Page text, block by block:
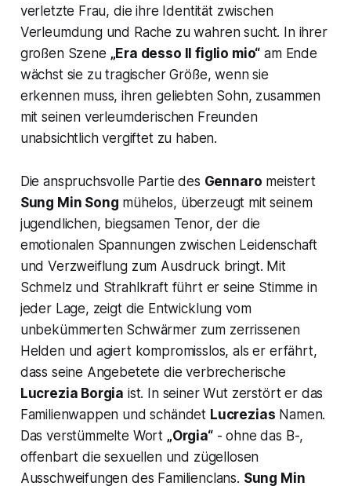
verletzte Frau, die ihre Identität zwischen
Verleumdung und Rache zu wahren sucht. In ihrer
großen Szene „Era desso Il figlio mio“ am Ende
wächst sie zu tragischer Größe, wenn sie
erkennen muss, ihren geliebten Sohn, zusammen
mit seinen verleumderischen Freunden
unabsichtlich vergiftet zu haben.
Die anspruchsvolle Partie des Gennaro meistert
Sung Min Song mühelos, überzeugt mit seinem
jugendlichen, biegsamen Tenor, der die
emotionalen Spannungen zwischen Leidenschaft
und Verzweiflung zum Ausdruck bringt. Mit
Schmelz und Strahlkraft führt er seine Stimme in
jeder Lage, zeigt die Entwicklung vom
unbekümmerten Schwärmer zum zerrissenen
Helden und agiert kompromisslos, als er erfährt,
dass seine Angebetete die verbrecherische
Lucrezia Borgia ist. In seiner Wut zerstört er das
Familienwappen und schändet Lucrezias Namen.
Das verstümmelte Wort „Orgia“- ohne das B-,
offenbart die sexuellen und zügellosen
Ausschweifungen des Familienclans. Sung Min